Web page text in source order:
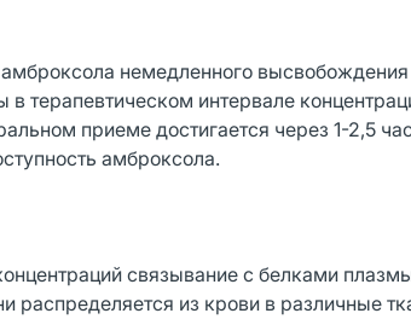
немедленного высвобождения
в терапевтическом интервале
приеме достигается через 1-2,5
амброксола.
связывание с белками
распределяется из крови в различные